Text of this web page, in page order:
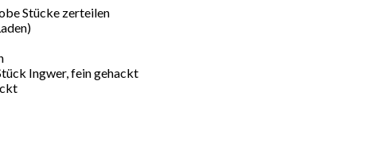
Stücke zerteilen
Ingwer, fein gehackt